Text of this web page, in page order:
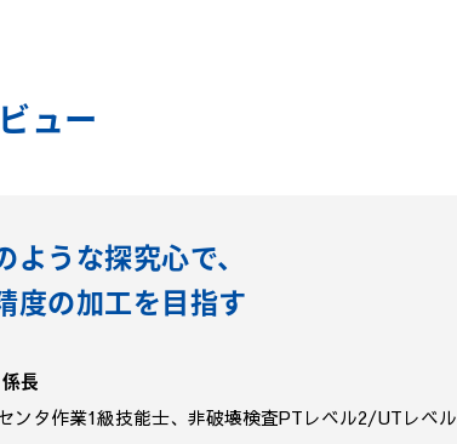
ュー
ような探究心で、
度の加工を目指す
長
ンタ作業1級技能士、非破壊検査PTレベル2/UTレベル